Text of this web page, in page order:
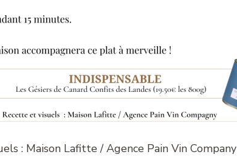
: Maison Lafitte / Agence Pain Vin Company